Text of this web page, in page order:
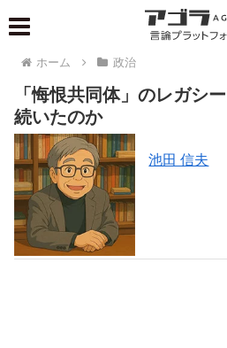
ホーム 政治
「悔恨共同体」のレガシ
続いたのか
池田 信夫